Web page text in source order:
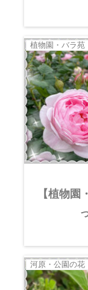
植物園・バラ苑
【植物
河原・公園の花